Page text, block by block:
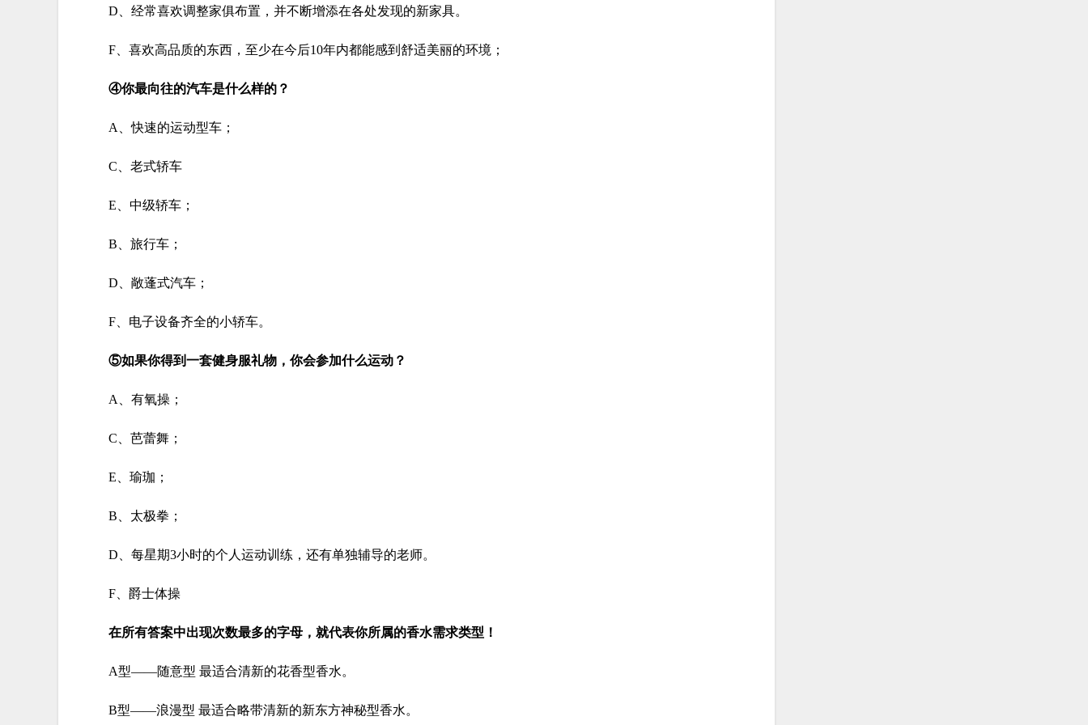
D、经常喜欢调整家俱布置，并不断增添在各处发现的新家具。
F、喜欢高品质的东西，至少在今后10年内都能感到舒适美丽的环境；
④你最向往的汽车是什么样的？
A、快速的运动型车；
C、老式轿车
E、中级轿车；
B、旅行车；
D、敞蓬式汽车；
F、电子设备齐全的小轿车。
⑤如果你得到一套健身服礼物，你会参加什么运动？
A、有氧操；
C、芭蕾舞；
E、瑜珈；
B、太极拳；
D、每星期3小时的个人运动训练，还有单独辅导的老师。
F、爵士体操
在所有答案中出现次数最多的字母，就代表你所属的香水需求类型！
A型——随意型 最适合清新的花香型香水。
B型——浪漫型 最适合略带清新的新东方神秘型香水。